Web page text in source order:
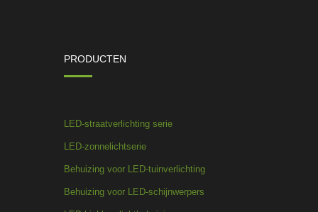
PRODUCTEN
LED-straatverlichting serie
LED-zonnelichtserie
Behuizing voor LED-tuinverlichting
Behuizing voor LED-schijnwerpers